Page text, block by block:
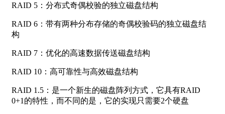
RAID 5：分布式奇偶校验的独立磁盘结构
RAID 6：带有两种分布存储的奇偶校验码的独立磁盘结
构
RAID 7：优化的高速数据传送磁盘结构
RAID 10：高可靠性与高效磁盘结构
RAID 1.5：是一个新生的磁盘阵列方式，它具有RAID
0+1的特性，而不同的是，它的实现只需要2个硬盘